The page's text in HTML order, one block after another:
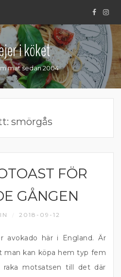
.
i köket
mat sedan 2004
smörgås
FÖR
GÅNGEN
2018-09-12
avokado här i England. Är
man kan köpa hem typ fem
raka motsatsen till det där